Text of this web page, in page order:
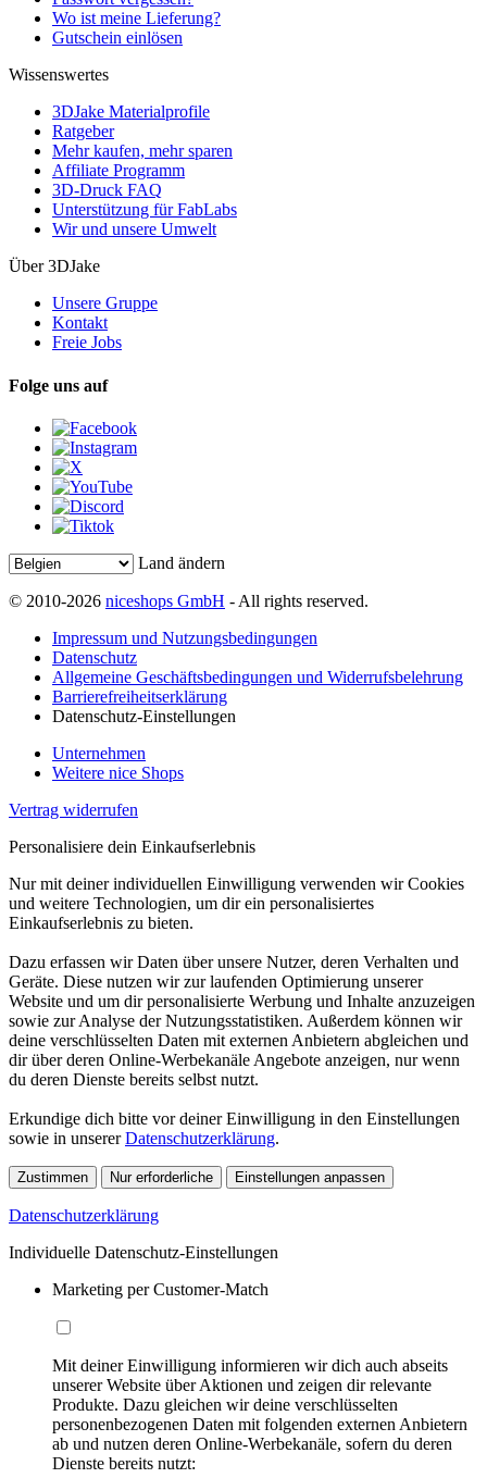
Wo ist meine Lieferung?
Gutschein einlösen
Wissenswertes
3DJake Materialprofile
Ratgeber
Mehr kaufen, mehr sparen
Affiliate Programm
3D-Druck FAQ
Unterstützung für FabLabs
Wir und unsere Umwelt
Über 3DJake
Unsere Gruppe
Kontakt
Freie Jobs
Folge uns auf
Land ändern
© 2010-2026 niceshops GmbH - All rights reserved.
Impressum und Nutzungsbedingungen
Datenschutz
Allgemeine Geschäftsbedingungen und Widerrufsbelehrung
Barrierefreiheitserklärung
Datenschutz-Einstellungen
Unternehmen
Weitere nice Shops
Vertrag widerrufen
Personalisiere dein Einkaufserlebnis
Nur mit deiner individuellen Einwilligung verwenden wir Cookies
und weitere Technologien, um dir ein personalisiertes
Einkaufserlebnis zu bieten.
Dazu erfassen wir Daten über unsere Nutzer, deren Verhalten und
Geräte. Diese nutzen wir zur laufenden Optimierung unserer
Website und um dir personalisierte Werbung und Inhalte anzuzeigen
sowie zur Analyse der Nutzungsstatistiken. Außerdem können wir
deine verschlüsselten Daten mit externen Anbietern abgleichen und
dir über deren Online-Werbekanäle Angebote anzeigen, nur wenn
du deren Dienste bereits selbst nutzt.
Erkundige dich bitte vor deiner Einwilligung in den Einstellungen
sowie in unsererDatenschutzerklärung.
Zustimmen Nur erforderliche Einstellungen anpassen
Datenschutzerklärung
Individuelle Datenschutz-Einstellungen
Marketing per Customer-Match
Mit deiner Einwilligung informieren wir dich auch abseits
unserer Website über Aktionen und zeigen dir relevante
Produkte. Dazu gleichen wir deine verschlüsselten
personenbezogenen Daten mit folgenden externen Anbietern
ab und nutzen deren Online-Werbekanäle, sofern du deren
Dienste bereits nutzt: